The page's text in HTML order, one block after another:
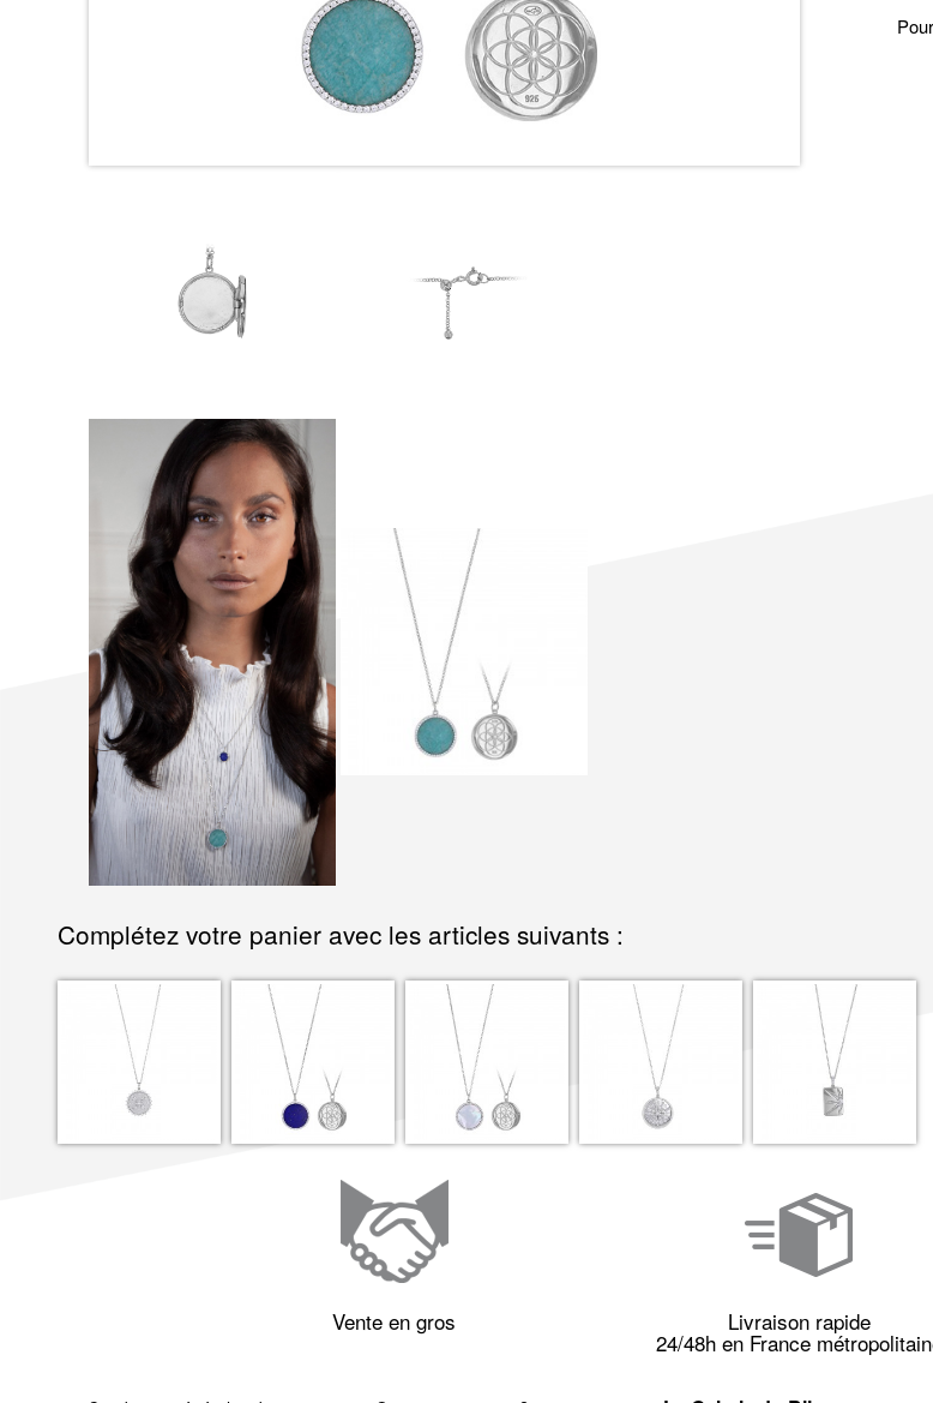
Complétez votre panier avec les articles suivants :
Vente en gros Livraison rapide
24/48h en France